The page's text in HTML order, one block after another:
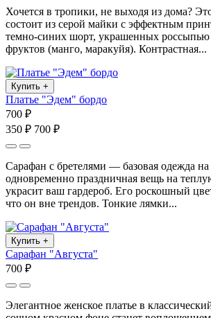
Хочется в тропики, не выходя из дома?
состоит из серой майки с эффектным
темно-синих шорт, украшенных россыпью
фруктов (манго, маракуйя). Контрастная...
Купить +
Платье "Эдем" бордо
700 ₽
350 ₽ 700 ₽
Сарафан с бретелями — базовая одежда
одновременно праздничная вещь на
украсит ваш гардероб. Его роскошный
что он вне трендов. Тонкие лямки...
Купить +
Сарафан "Августа"
700 ₽
Элегантное женское платье в